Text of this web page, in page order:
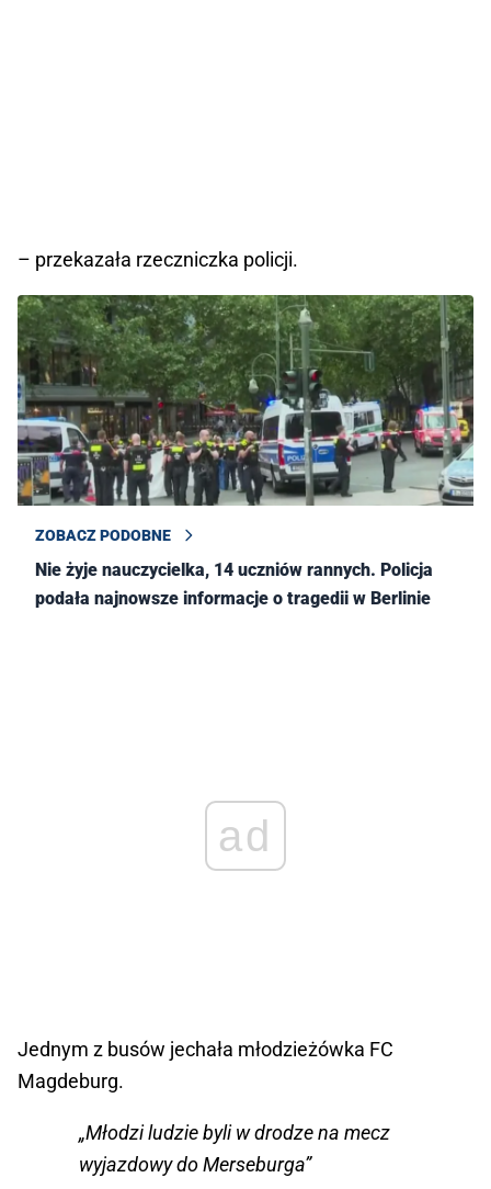
– przekazała rzeczniczka policji.
ZOBACZ PODOBNE
Nie żyje nauczycielka, 14 uczniów rannych. Policja
podała najnowsze informacje o tragedii w Berlinie
ad
Jednym z busów jechała młodzieżówka FC
Magdeburg.
„Młodzi ludzie byli w drodze na mecz
wyjazdowy do Merseburga”